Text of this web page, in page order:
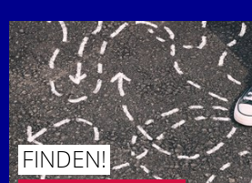
FINDEN!